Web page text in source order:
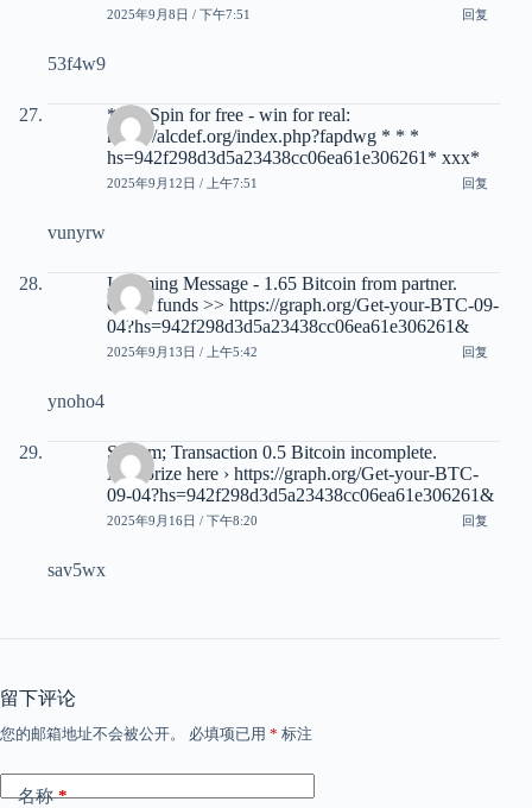
2025年9月8日 / 下午7:51 回复
53f4w9
* * * Spin for free - win for real:
https://alcdef.org/index.php?fapdwg * * *
hs=942f298d3d5a23438cc06ea61e306261* ххх*
2025年9月12日 / 上午7:51 回复
vunyrw
Incoming Message - 1.65 Bitcoin from partner.
Claim funds >> https://graph.org/Get-your-BTC-09-
04?hs=942f298d3d5a23438cc06ea61e306261&
2025年9月13日 / 上午5:42 回复
ynoho4
System; Transaction 0.5 Bitcoin incomplete.
Authorize here › https://graph.org/Get-your-BTC-
09-04?hs=942f298d3d5a23438cc06ea61e306261&
2025年9月16日 / 下午8:20 回复
sav5wx
留下评论
您的邮箱地址不会被公开。 必填项已用 * 标注
名称*